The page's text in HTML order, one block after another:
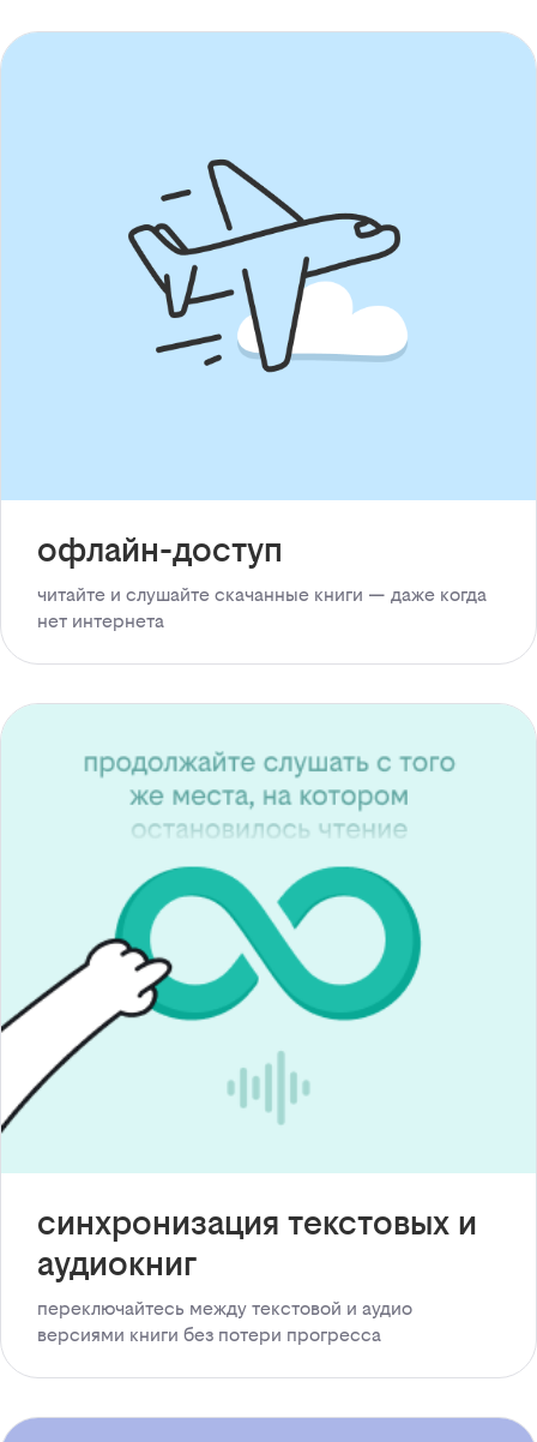
офлайн-доступ
читайте и слушайте скачанные книги — даже когда
нет интернета
синхронизация текстовых и
аудиокниг
переключайтесь между текстовой и аудио
версиями книги без потери прогресса